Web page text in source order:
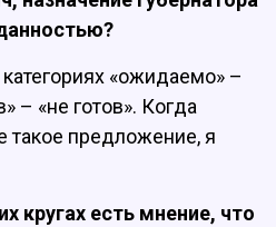
«ожидаемо» –
– «не готов». Когда
такое предложение, я
кругах есть мнение, что